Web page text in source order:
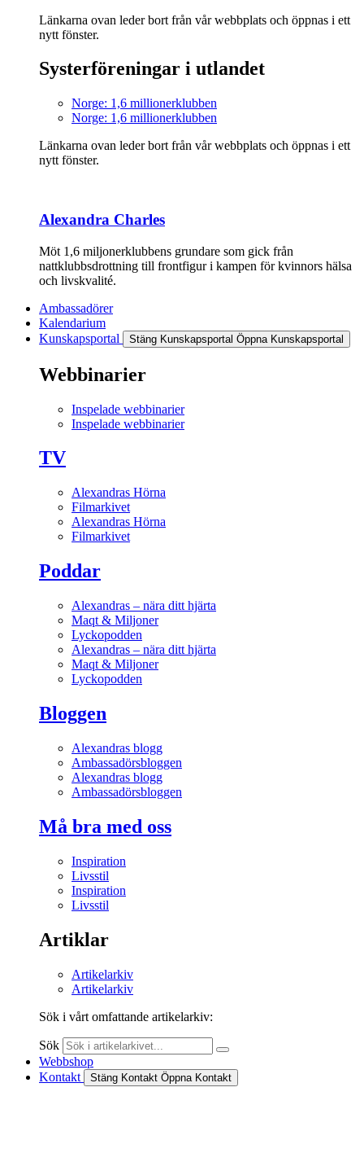
Länkarna ovan leder bort från vår webbplats och öppnas i ett
nytt fönster.
Systerföreningar i utlandet
Norge: 1,6 millionerklubben
Norge: 1,6 millionerklubben
Länkarna ovan leder bort från vår webbplats och öppnas i ett
nytt fönster.
Alexandra Charles
Möt 1,6 miljonerklubbens grundare som gick från
nattklubbsdrottning till frontfigur i kampen för kvinnors hälsa
och livskvalité.
Ambassadörer
Kalendarium
Kunskapsportal
Stäng Kunskapsportal Öppna Kunskapsportal
Webbinarier
Inspelade webbinarier
Inspelade webbinarier
TV
Alexandras Hörna
Filmarkivet
Alexandras Hörna
Filmarkivet
Poddar
Alexandras – nära ditt hjärta
Maqt & Miljoner
Lyckopodden
Alexandras – nära ditt hjärta
Maqt & Miljoner
Lyckopodden
Bloggen
Alexandras blogg
Ambassadörsbloggen
Alexandras blogg
Ambassadörsbloggen
Må bra med oss
Inspiration
Livsstil
Inspiration
Livsstil
Artiklar
Artikelarkiv
Artikelarkiv
Sök i vårt omfattande artikelarkiv:
Sök
Webbshop
Kontakt
Stäng Kontakt Öppna Kontakt